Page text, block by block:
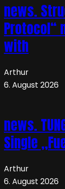
news.
Protocol“
with
Arthur
6. August 2026
news.
Single
Arthur
6. August 2026